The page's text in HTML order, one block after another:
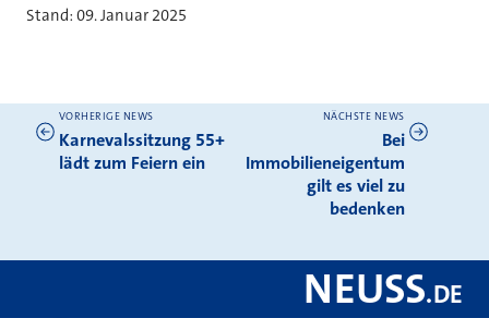
Stand: 09. Januar 2025
Weitere News
VORHERIGE NEWS
Karnevalssitzung 55+
lädt zum Feiern ein
NÄCHSTE NEWS
Bei
Immobilieneigentum
gilt es viel zu
bedenken
NEUSS.DE